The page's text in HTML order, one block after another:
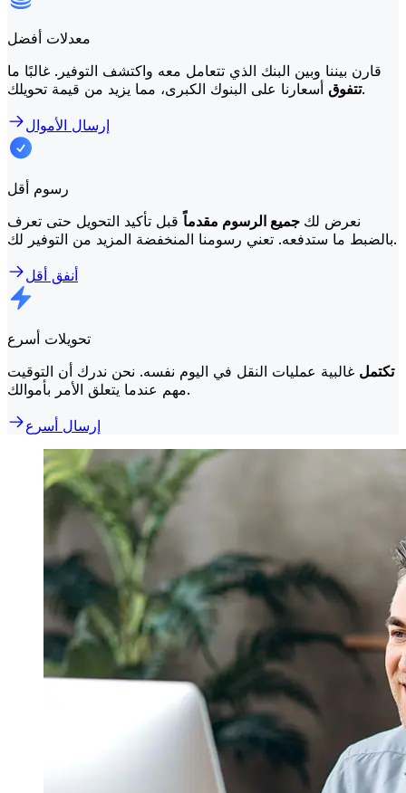
معدلات أفضل
قارن بيننا وبين البنك الذي تتعامل معه واكتشف التوفير. غالبًا ما
تتفوقأسعارنا على البنوك الكبرى، مما يزيد من قيمة تحويلك.
إرسال الأموال
رسوم أقل
نعرض لك جميع الرسوم مقدماًقبل تأكيد التحويل حتى تعرف
بالضبط ما ستدفعه. تعني رسومنا المنخفضة المزيد من التوفير لك.
أنفق أقل
تحويلات أسرع
تكتمل غالبية عمليات النقل في اليوم نفسه. نحن ندرك أن التوقيت
مهم عندما يتعلق الأمر بأموالك.
إرسال أسرع